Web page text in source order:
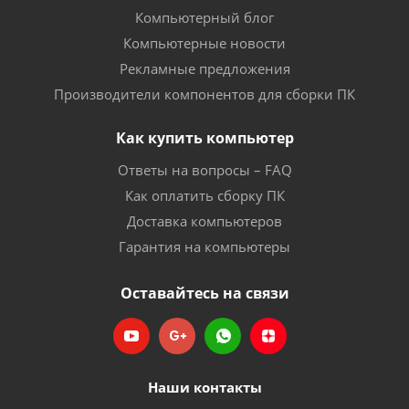
Компьютерный блог
Компьютерные новости
Рекламные предложения
Производители компонентов для сборки ПК
Как купить компьютер
Ответы на вопросы – FAQ
Как оплатить сборку ПК
Доставка компьютеров
Гарантия на компьютеры
Оставайтесь на связи
Наши контакты